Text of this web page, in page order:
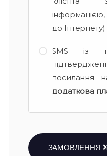
до Інтернету)
SMS із
посилання
додаткова
ЗАМОВЛЕННЯ